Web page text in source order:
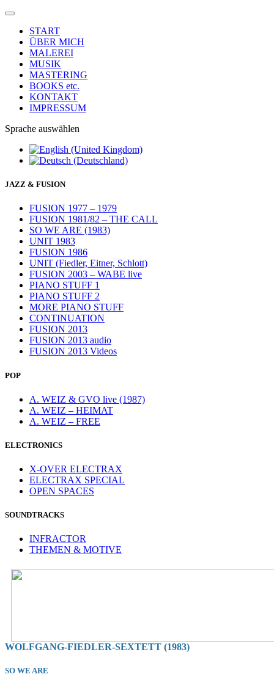
START
ÜBER MICH
MALEREI
MUSIK
MASTERING
BOOKS etc.
KONTAKT
IMPRESSUM
Sprache auswählen
JAZZ & FUSION
FUSION 1977 – 1979
FUSION 1981/82 – THE CALL
SO WE ARE (1983)
UNIT 1983
FUSION 1986
UNIT (Fiedler, Eitner, Schlott)
FUSION 2003 – WABE live
PIANO STUFF 1
PIANO STUFF 2
MORE PIANO STUFF
CONTINUATION
FUSION 2013
FUSION 2013 audio
FUSION 2013 Videos
POP
A. WEIZ & GVO live (1987)
A. WEIZ – HEIMAT
A. WEIZ – FREE
ELECTRONICS
X-OVER ELECTRAX
ELECTRAX SPECIAL
OPEN SPACES
SOUNDTRACKS
INFRACTOR
THEMEN & MOTIVE
WOLFGANG-FIEDLER-SEXTETT (1983)
SO WE ARE